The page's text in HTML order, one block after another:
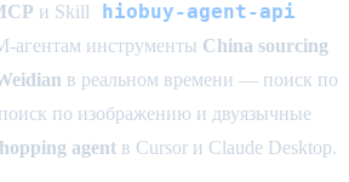
и Skill hiobuy-agent-api
агентам инструменты China sourcing
в реальном времени — поиск по
по изображению и двуязычные
agent в Cursor и Claude Desktop.